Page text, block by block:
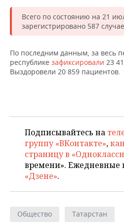
ТОРГОВЫЕ ЦЕНТРЫ
ТАТАРСТАНА
ИНВЕСТИЦИИ
МАШИНОСТРОЕНИЕ
НЕФТЕХИМИЯ
НЕФТЬ
ОПК
НОВОСТИ БИЗНЕСА
ТРАНСПОРТ
ТЕХНОЛОГИИ
IT
НОВОСТИ МЕРОПРИЯТИЙ
ONLINE-КОНФЕРЕНЦИИ
ОТКРЫТАЯ ЛЕКЦИЯ
СПОРТ
ХОККЕЙ
БАСКЕТБОЛ
ВОЛЕЙБОЛ
ВЛАСТЬ
ИНФРАСТРУКТУРА
ИСТОРИЯ
ФОТОГАЛЕРЕЯ
СЮЖЕТЫ
СПРАВОЧНИК
СПИСОК ПЕРСОН
ПОЛНАЯ ВЕРСИЯ
Всего по состоянию на 21
зарегистрировано 587
По последним данным, за весь
республике зафиксировали 23
Выздоровели 20 859 пациентов.
Подписывайтесь на
группу «ВКонтакте»,
страницу в
времени». Ежедневные
«Дзене».
Общество Татарстан